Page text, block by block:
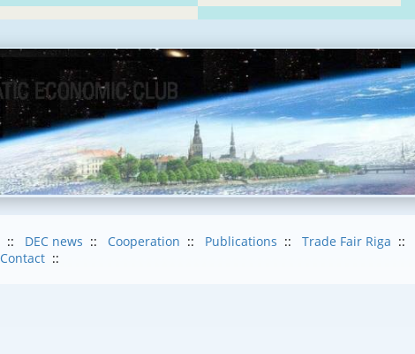
:: DEC news :: Cooperation :: Publications :: Trade Fair Riga ::
Contact ::